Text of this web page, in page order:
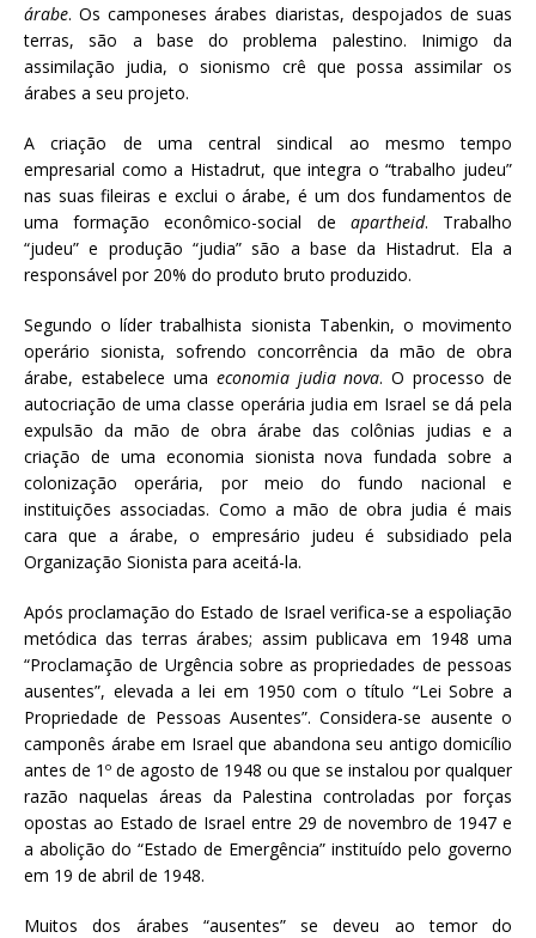
árabe. Os camponeses árabes diaristas, despojados de suas
terras, são a base do problema palestino. Inimigo da
assimilação judia, o sionismo crê que possa assimilar os
árabes a seu projeto.
A criação de uma central sindical ao mesmo tempo
empresarial como a Histadrut, que integra o “trabalho judeu”
nas suas fileiras e exclui o árabe, é um dos fundamentos de
uma formação econômico-social de apartheid. Trabalho
“judeu” e produção “judia” são a base da Histadrut. Ela a
responsável por 20% do produto bruto produzido.
Segundo o líder trabalhista sionista Tabenkin, o movimento
operário sionista, sofrendo concorrência da mão de obra
árabe, estabelece uma economia judia nova. O processo de
autocriação de uma classe operária judia em Israel se dá pela
expulsão da mão de obra árabe das colônias judias e a
criação de uma economia sionista nova fundada sobre a
colonização operária, por meio do fundo nacional e
instituições associadas. Como a mão de obra judia é mais
cara que a árabe, o empresário judeu é subsidiado pela
Organização Sionista para aceitá-la.
Após proclamação do Estado de Israel verifica-se a espoliação
metódica das terras árabes; assim publicava em 1948 uma
“Proclamação de Urgência sobre as propriedades de pessoas
ausentes”, elevada a lei em 1950 com o título “Lei Sobre a
Propriedade de Pessoas Ausentes”. Considera-se ausente o
camponês árabe em Israel que abandona seu antigo domicílio
antes de 1º de agosto de 1948 ou que se instalou por qualquer
razão naquelas áreas da Palestina controladas por forças
opostas ao Estado de Israel entre 29 de novembro de 1947 e
a abolição do “Estado de Emergência” instituído pelo governo
em 19 de abril de 1948.
Muitos dos árabes “ausentes” se deveu ao temor do